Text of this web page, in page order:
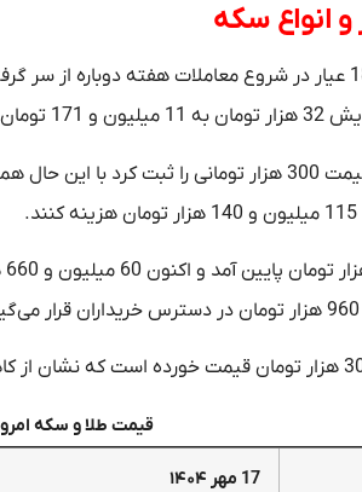
روند صعودی قیمت طلا 18 عیار در شروع معاملات
قیمت طلا و سکه امروز شنبه
17 مهر ۱۴۰۴